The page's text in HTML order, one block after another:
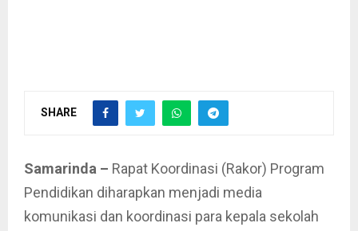
SHARE
Samarinda – Rapat Koordinasi (Rakor) Program
Pendidikan diharapkan menjadi media
komunikasi dan koordinasi para kepala sekolah